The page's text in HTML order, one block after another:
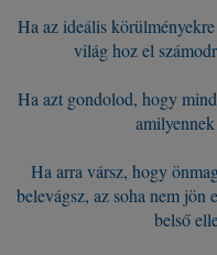
Ha az ideális
világ hoz el
Ha azt gondolod, hogy
Ha arra vársz, hogy
belevágsz, az soha nem
belső